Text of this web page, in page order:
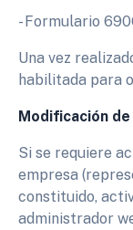
- Formulario
Una vez
habilitada para
Modificación
Si se requiere
empresa
constituido,
administrador